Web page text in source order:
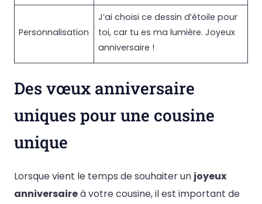
Personnalisation
J’ai choisi ce dessin d’étoile pour
toi, car tu es ma lumière. Joyeux
anniversaire !
Des vœux anniversaire
uniques pour une cousine
unique
Lorsque vient le temps de souhaiter un joyeux
anniversaireà votre cousine, il est important de